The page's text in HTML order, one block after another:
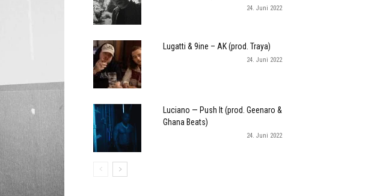
24. Juni 2022
Lugatti & 9ine – AK (prod. Traya)
24. Juni 2022
Luciano — Push It (prod. Geenaro &
Ghana Beats)
24. Juni 2022